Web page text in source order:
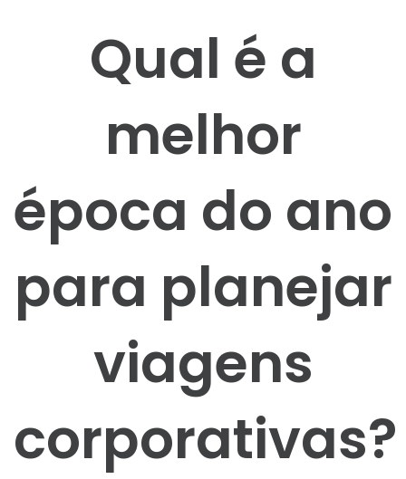
Qual é a
melhor
época do ano
para planejar
viagens
corporativas?